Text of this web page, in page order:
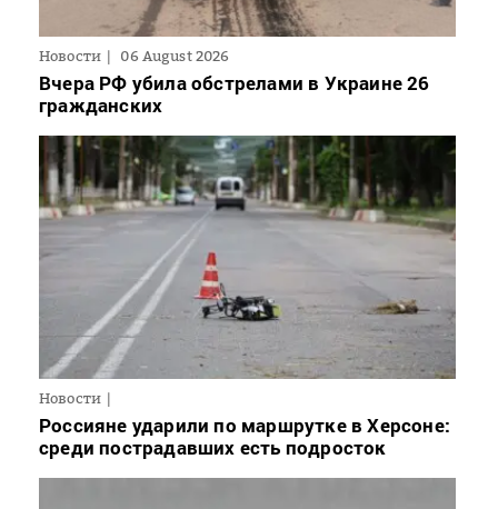
Новости 06 August 2026
Вчера РФ убила обстрелами в Украине 26
гражданских
Новости
Россияне ударили по маршрутке в Херсоне:
среди пострадавших есть подросток